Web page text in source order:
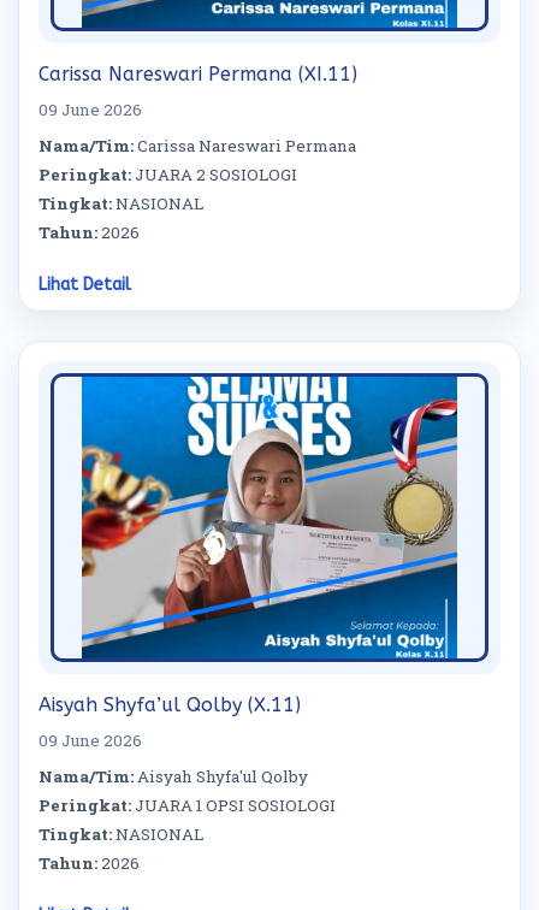
Carissa Nareswari Permana (XI.11)
09 June 2026
Nama/Tim:Carissa Nareswari Permana
Peringkat:JUARA 2 SOSIOLOGI
Tingkat:NASIONAL
Tahun:2026
Lihat Detail
Aisyah Shyfa’ul Qolby (X.11)
09 June 2026
Nama/Tim:Aisyah Shyfa'ul Qolby
Peringkat:JUARA 1 OPSI SOSIOLOGI
Tingkat:NASIONAL
Tahun:2026